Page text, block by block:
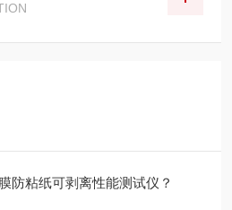
防粘纸可剥离性能测试仪？